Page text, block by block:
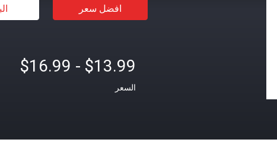
افضل سعر
$13.99 - $16.99
السعر